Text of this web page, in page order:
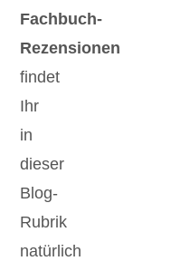
Fachbuch-
Rezensionen
findet
Ihr
in
dieser
Blog-
Rubrik
natürlich